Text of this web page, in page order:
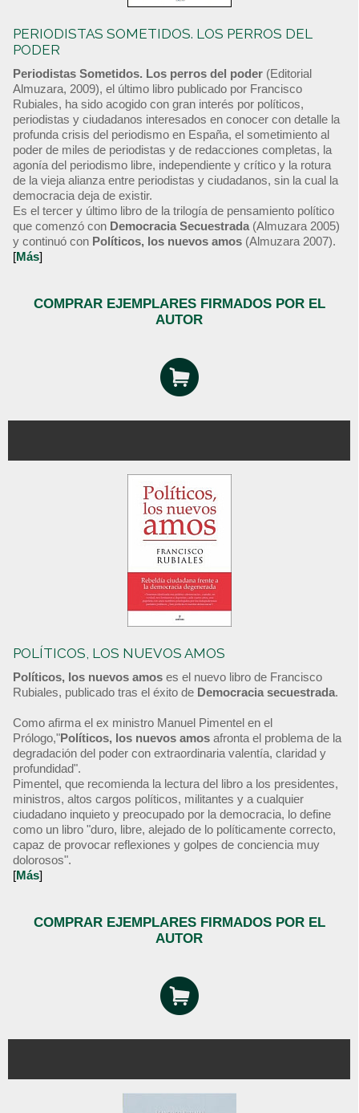
PERIODISTAS SOMETIDOS. LOS PERROS DEL
PODER
Periodistas Sometidos. Los perros del poder (Editorial
Almuzara, 2009), el último libro publicado por Francisco
Rubiales, ha sido acogido con gran interés por políticos,
periodistas y ciudadanos interesados en conocer con detalle la
profunda crisis del periodismo en España, el sometimiento al
poder de miles de periodistas y de redacciones completas, la
agonía del periodismo libre, independiente y crítico y la rotura
de la vieja alianza entre periodistas y ciudadanos, sin la cual la
democracia deja de existir.
Es el tercer y último libro de la trilogía de pensamiento político
que comenzó con Democracia Secuestrada (Almuzara 2005)
y continuó con Políticos, los nuevos amos (Almuzara 2007).
[Más]
COMPRAR EJEMPLARES FIRMADOS POR EL
AUTOR
POLÍTICOS, LOS NUEVOS AMOS
Políticos, los nuevos amos es el nuevo libro de Francisco
Rubiales, publicado tras el éxito de Democracia secuestrada.
Como afirma el ex ministro Manuel Pimentel en el
Prólogo,"Políticos, los nuevos amos afronta el problema de la
degradación del poder con extraordinaria valentía, claridad y
profundidad".
Pimentel, que recomienda la lectura del libro a los presidentes,
ministros, altos cargos políticos, militantes y a cualquier
ciudadano inquieto y preocupado por la democracia, lo define
como un libro "duro, libre, alejado de lo políticamente correcto,
capaz de provocar reflexiones y golpes de conciencia muy
dolorosos".
[Más]
COMPRAR EJEMPLARES FIRMADOS POR EL
AUTOR